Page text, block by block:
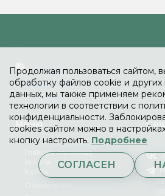
Продолжая пользоваться сайтом,
обработку файлов cookie и других
данных, мы также применяем
технологии в соответствии с
конфиденциальности.
cookies сайтом можно в
кнопку настроить. Подробнее
СОГЛАСЕН
Меню
Главная страница
Услуги
Кейсы